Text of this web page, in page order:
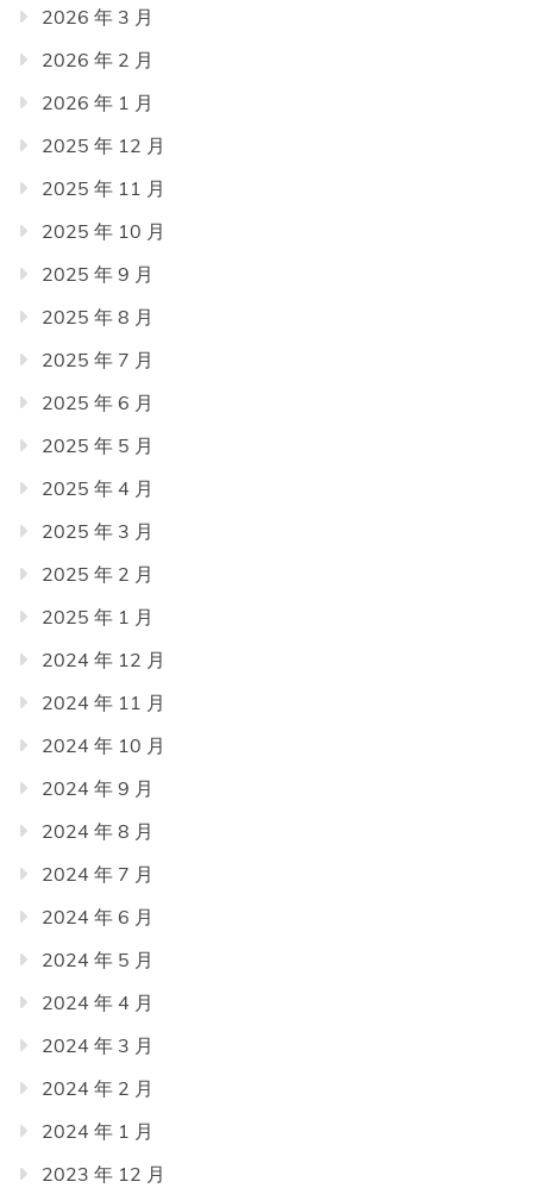
2026 年 3 月
2026 年 2 月
2026 年 1 月
2025 年 12 月
2025 年 11 月
2025 年 10 月
2025 年 9 月
2025 年 8 月
2025 年 7 月
2025 年 6 月
2025 年 5 月
2025 年 4 月
2025 年 3 月
2025 年 2 月
2025 年 1 月
2024 年 12 月
2024 年 11 月
2024 年 10 月
2024 年 9 月
2024 年 8 月
2024 年 7 月
2024 年 6 月
2024 年 5 月
2024 年 4 月
2024 年 3 月
2024 年 2 月
2024 年 1 月
2023 年 12 月